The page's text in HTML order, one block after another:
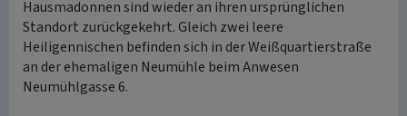
Hausmadonnen sind wieder an ihren ursprünglichen
Standort zurückgekehrt. Gleich zwei leere
Heiligennischen befinden sich in der Weißquartierstraße
an der ehemaligen Neumühle beim Anwesen
Neumühlgasse 6.